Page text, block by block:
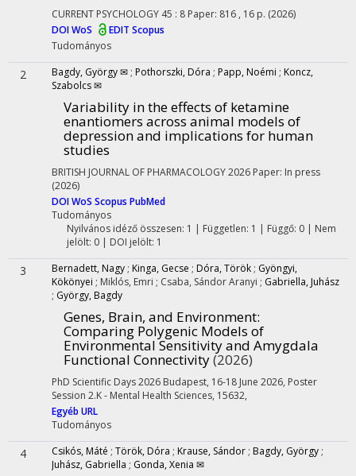
CURRENT PSYCHOLOGY 45 : 8 Paper: 816 , 16 p. (2026)
DOIWoS EDIT Scopus
Tudományos
2 Bagdy, György ✉ ; Pothorszki, Dóra ; Papp, Noémi ; Koncz,
Szabolcs ✉
Variability in the effects of ketamine
enantiomers across animal models of
depression and implications for human
studies
BRITISH JOURNAL OF PHARMACOLOGY2026 Paper: In press
(2026)
DOIWoS Scopus PubMed
Tudományos
Nyilvános idéző összesen: 1 | Független: 1 | Függő: 0 | Nem
jelölt: 0 | DOI jelölt: 1
3 Bernadett, Nagy ; Kinga, Gecse ; Dóra, Török ; Gyöngyi,
Kökönyei ; Miklós, Emri ; Csaba, Sándor Aranyi ; Gabriella, Juhász
; György, Bagdy
Genes, Brain, and Environment:
Comparing Polygenic Models of
Environmental Sensitivity and Amygdala
Functional Connectivity(2026)
PhD Scientific Days 2026 Budapest, 16-18 June 2026, Poster
Session 2.K - Mental Health Sciences, 15632,
Egyéb URL
Tudományos
4 Csikós, Máté ; Török, Dóra ; Krause, Sándor ; Bagdy, György ;
Juhász, Gabriella ; Gonda, Xenia ✉